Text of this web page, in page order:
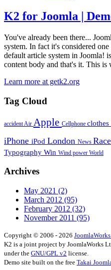
K2 for Joomla |
You've already been there...
system. In fact it's considered
default article system in Joomla!
content body and that's it. This is
Learn more at getk2.org
Tag Cloud
accident Air Apple Cellphone clothes
iPhone iPod London News Race
Typography Win Wind power World
Archives
May 2021 (2)
March 2012 (95)
February 2012 (32)
November 2011 (95)
Copyright © 2006 - 2026
K2 is a joint project by JoomlaWorks
under the GNU/GPL v2 license.
Demo site built on the free Takai